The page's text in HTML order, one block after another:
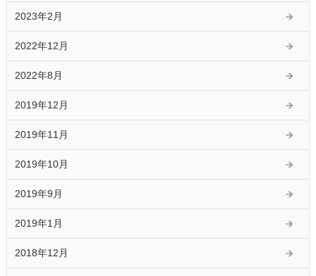
2023年2月
2022年12月
2022年8月
2019年12月
2019年11月
2019年10月
2019年9月
2019年1月
2018年12月